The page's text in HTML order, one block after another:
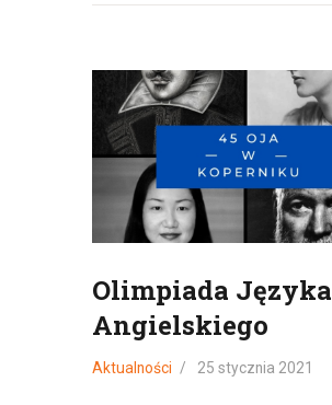
Olimpiada Języka
Angielskiego
Aktualności 25 stycznia 2021